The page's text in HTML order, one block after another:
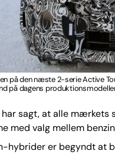
på den næste 2-serie Active
på dagens
har sagt, at alle mærkets
med valg mellem
hybrider er begyndt at